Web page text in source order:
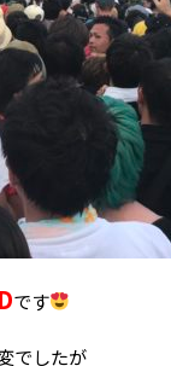
です
でしたが